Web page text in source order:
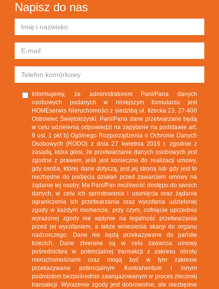
Napisz do nas
Informujemy, że administratorem Pani/Pana danych
osobowych podanych w niniejszym formularzu jest
HOMEserwis Nieruchomości z siedzibą ul. Iłżecka 23, 27-400
Ostrowiec Świętokrzyski. Pani/Pana dane przetwarzane będą
w celu udzielenia odpowiedzi na zapytanie na podstawie art.
6 ust. 1 pkt b) Ogólnego Rozporządzenia o Ochronie Danych
Osobowych (RODO) z dnia 27 kwietnia 2016 r. zgodnie z
zasadą, która głosi, że przetwarzanie danych osobowych jest
zgodne z prawem, jeśli jest konieczne do realizacji umowy,
gdy osoba, której dane dotyczą, jest jej stroną lub gdy jest to
niezbędne do podjęcia działań przed zawarciem umowy na
żądanie tej osoby. Ma Pani/Pan możliwość dostępu do swoich
danych, w celu ich sprostowania i usunięcia oraz żądania
ograniczenia ich przetwarzania oraz wycofania udzielonej
zgody w każdym momencie, przy czym, cofnięcie uprzednio
wyrażonej zgody nie wpłynie na legalność przetwarzania
przed jej wycofaniem, a także wniesienia skargi do organu
nadzorczego. Dane nie będą przekazywane do państw
trzecich. Dane zbierane są w celu zawarcia umowy
pośrednictwa w potencjalnej transakcji z zakresu obrotu
nieruchomościami oraz mogą być w tym zakresie
przekazywane potencjalnym Kontrahentom i innym
podmiotom bezpośrednio zaangażowanym w proces zleconej
transakcji. Wyrażenie zgody jest dobrowolne, ale niezbędne